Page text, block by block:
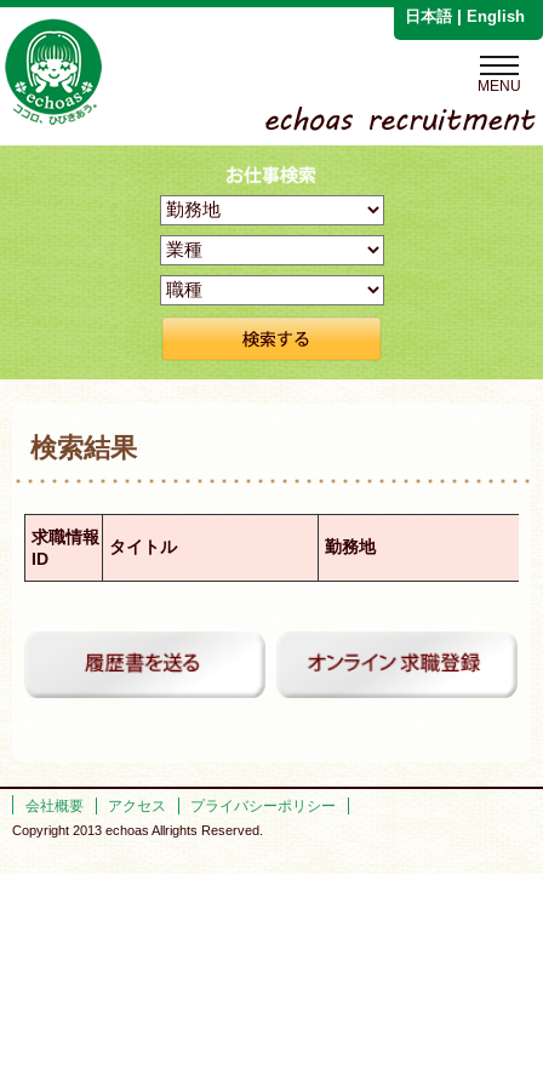
日本語 | English
MENU
検索結果
求職情報
ID
タイトル 勤務地
会社概要 アクセス プライバシーポリシー
Copyright 2013 echoas Allrights Reserved.